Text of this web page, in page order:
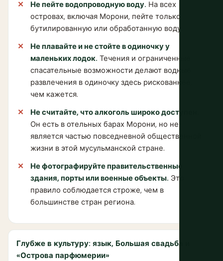
Не пейте водопроводную воду. На всех
островах, включая Морони, пейте только
бутилированную или обработанную воду.
Не плавайте и не стойте в одиночку у
маленьких лодок. Течения и ограниченные
спасательные возможности делают водные
развлечения в одиночку здесь рискованнее,
чем кажется.
Не считайте, что алкоголь широко доступен.
Он есть в отельных барах Морони, но не
является частью повседневной общественной
жизни в этой мусульманской стране.
Не фотографируйте правительственные
здания, порты или военные объекты. Это
правило соблюдается строже, чем в
большинстве стран региона.
Глубже в культуру: язык, Большая свадьба и
«Острова парфюмерии»